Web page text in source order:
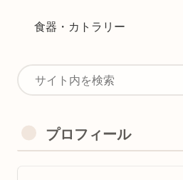
食器・カトラリー
プロフィール